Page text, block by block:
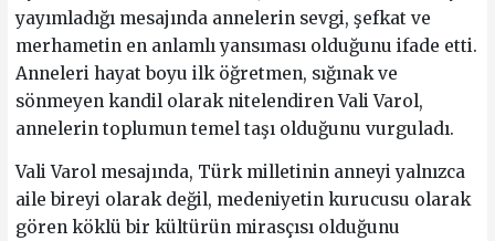
yayımladığı mesajında annelerin sevgi, şefkat ve
merhametin en anlamlı yansıması olduğunu ifade etti.
Anneleri hayat boyu ilk öğretmen, sığınak ve
sönmeyen kandil olarak nitelendiren Vali Varol,
annelerin toplumun temel taşı olduğunu vurguladı.
Vali Varol mesajında, Türk milletinin anneyi yalnızca
aile bireyi olarak değil, medeniyetin kurucusu olarak
gören köklü bir kültürün mirasçısı olduğunu